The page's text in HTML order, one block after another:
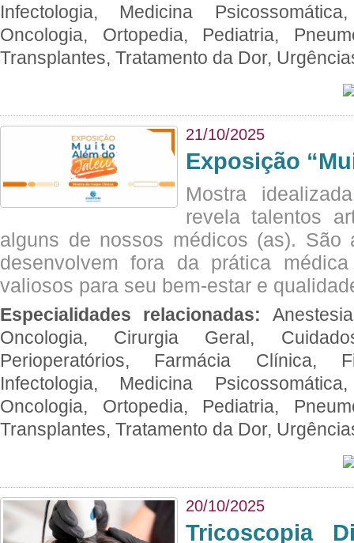
Infectologia, Medicina
Oncologia, Ortopedia, Pediatria,
Transplantes, Tratamento da Dor,
21/10/2025
Exposição
Mostra
revela talentos
alguns de nossos médicos (as). São
desenvolvem fora da prática
valiosos para seu bem-estar e
Especialidades relacionadas:
Oncologia, Cirurgia Geral,
Perioperatórios, Farmácia Clínica,
Infectologia, Medicina
Oncologia, Ortopedia, Pediatria,
Transplantes, Tratamento da Dor,
20/10/2025
Tricoscopia